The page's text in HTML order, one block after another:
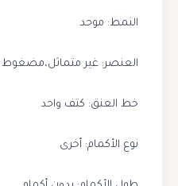
النمط: موحد
العنصر: غير متماثل،مضغوط
خط العنق: كتف واحد
نوع الأكمام: أخرى